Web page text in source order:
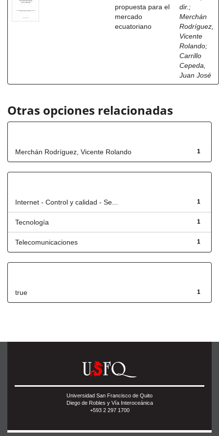
propuesta para el
mercado
ecuatoriano
dir. ;
Merchán
Rodríguez,
Vicente
Rolando;
Carrillo
Cepeda,
Juan José
Otras opciones relacionadas
1
Merchán Rodríguez, Vicente Rolando
1
Internet - Control y calidad - Se...
1
Tecnología
1
Telecomunicaciones
1
true
Universidad San Francisco de Quito
Diego de Robles y Vía Interoceánica
+593 2 297 1700